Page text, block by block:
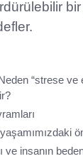
“strese
ve insanın